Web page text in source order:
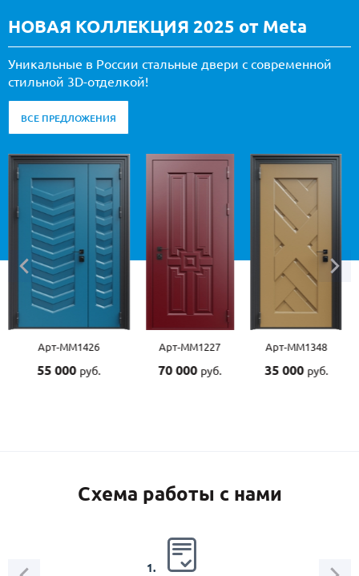
НОВАЯ КОЛЛЕКЦИЯ 2025 от Meta
Уникальные в России стальные двери с современной
стильной 3D-отделкой!
ВСЕ ПРЕДЛОЖЕНИЯ
Арт-ММ1426
55 000 руб.
Арт-ММ1227
70 000 руб.
Арт-ММ1348
35 000 руб.
Схема работы с нами
1.